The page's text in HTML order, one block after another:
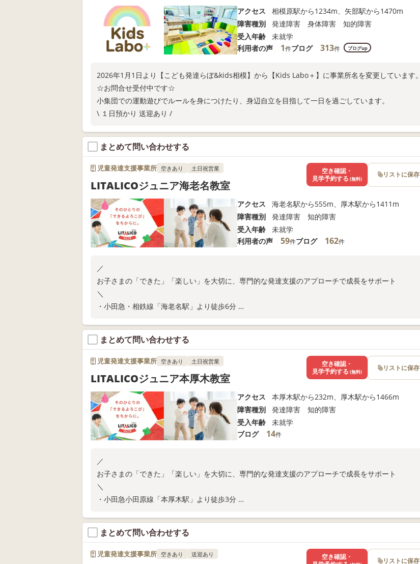
アクセス
相模原駅から1234m、矢部駅から1470m
障害種別
発達障害 身体障害 知的障害
受入年齢
未就学
利用者の声
1件ブログ 313件 ブログup
2026年1月1日より【こども発達らぼ&kids相模】から【Kids Labo＋】に事業所名を変更しています。
☆お問合せ受付中です☆
小集団での運動遊びでルールを身につけたり、身辺自立を目指して一日を過ごしています。
\ １日預かり 送迎あり /
まとめて問い合わせする
児童発達支援事業所 空きあり 土日祝営業
LITALICOジュニア海老名教室
アクセス
海老名駅から555m、厚木駅から1411m
障害種別
発達障害 知的障害
受入年齢
未就学
利用者の声
59件ブログ 162件
／
お子さまの「できた」「楽しい」を大切に、専門的な発達支援のアプローチで成長をサポート
＼
・小田急・相鉄線「海老名駅」より徒歩6分
・保育所等訪問支援
教室の空き状況や無料体験については、以下よりお問い合わせください！
空き確認・
見学予約する (無料) リストに保存
まとめて問い合わせする
児童発達支援事業所 空きあり 土日祝営業
LITALICOジュニア本厚木教室
アクセス
本厚木駅から232m、厚木駅から1466m
障害種別
発達障害 知的障害
受入年齢
未就学
ブログ
14件
／
お子さまの「できた」「楽しい」を大切に、専門的な発達支援のアプローチで成長をサポート
＼
・小田急小田原線「本厚木駅」より徒歩3分
・保育所等訪問支援
教室の空き状況や無料体験については、以下よりお問い合わせください！
空き確認・
見学予約する (無料) リストに保存
まとめて問い合わせする
児童発達支援事業所 空きあり 送迎あり
空き確認・
リストに保存